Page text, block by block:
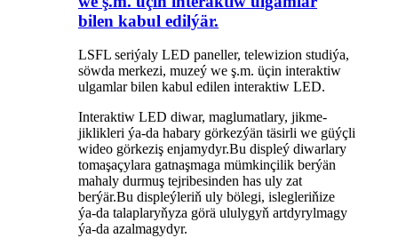
bilen kabul edilýär.
LSFL seriýaly LED paneller, telewizion studiýa,
söwda merkezi, muzeý we ş.m. üçin interaktiw
ulgamlar bilen kabul edilen interaktiw LED.
Interaktiw LED diwar, maglumatlary, jikme-
jiklikleri ýa-da habary görkezýän täsirli we güýçli
wideo görkeziş enjamydyr.Bu displeý diwarlary
tomaşaçylara gatnaşmaga mümkinçilik berýän
mahaly durmuş tejribesinden has uly zat
berýär.Bu displeýleriň uly bölegi, islegleriňize
ýa-da talaplaryňyza görä ululygyň artdyrylmagy
ýa-da azalmagydyr.